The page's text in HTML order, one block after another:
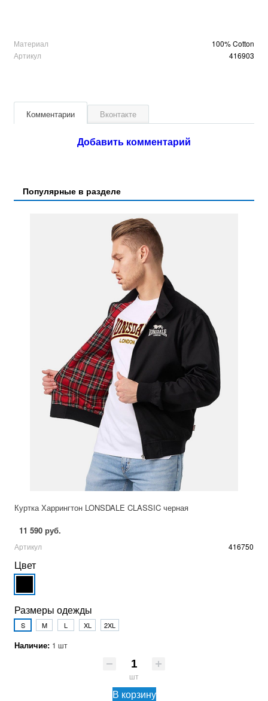
Материал
100% Cotton
Артикул
416903
Комментарии Вконтакте
Добавить комментарий
Популярные в разделе
Куртка Харрингтон LONSDALE CLASSIC черная
11 590 руб.
Артикул 416750
Цвет
Размеры одежды
S M L XL 2XL
Наличие: 1 шт
шт
В корзину